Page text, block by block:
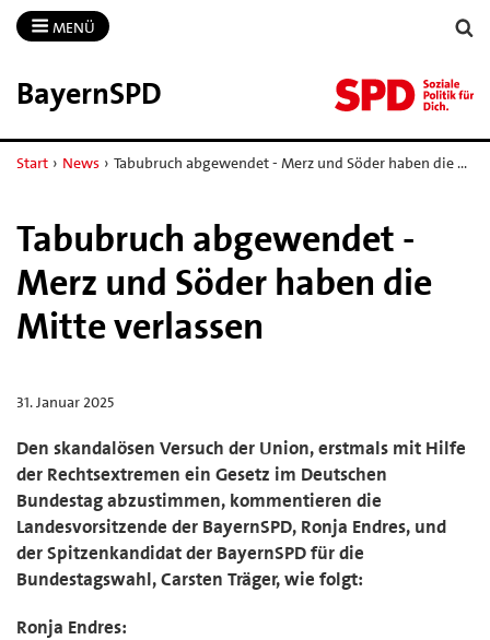
MENÜ
BayernSPD
Start › News › Tabubruch abgewendet - Merz und Söder haben die …
Tabubruch abgewendet -
Merz und Söder haben die
Mitte verlassen
31. Januar 2025
Den skandalösen Versuch der Union, erstmals mit Hilfe
der Rechtsextremen ein Gesetz im Deutschen
Bundestag abzustimmen, kommentieren die
Landesvorsitzende der BayernSPD, Ronja Endres, und
der Spitzenkandidat der BayernSPD für die
Bundestagswahl, Carsten Träger, wie folgt:
Ronja Endres: